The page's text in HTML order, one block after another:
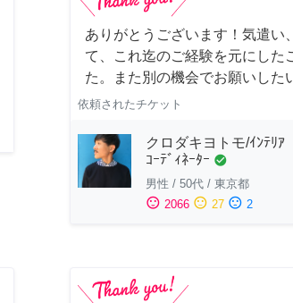
ありがとうございます！気遣い
て、これ迄のご経験を元にした
た。また別の機会でお願いした
依頼されたチケット
クロダキヨトモ/ｲﾝﾃﾘｱ
ｺｰﾃﾞｨﾈｰﾀｰ check_circle
男性 / 50代 / 東京都
sentiment_satisfied 2066 sentiment_neutral 27 sentiment_dissatisfied 2